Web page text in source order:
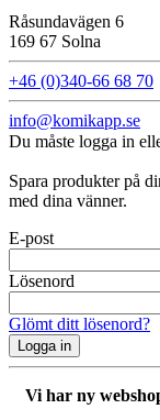
Råsundavägen 6
169 67 Solna
+46 (0)340-66 68 70
info@komikapp.se
Du måste logga in
Spara produkter på
med dina vänner.
E-post
Lösenord
Glömt ditt lösenord?
Logga in
Vi har ny